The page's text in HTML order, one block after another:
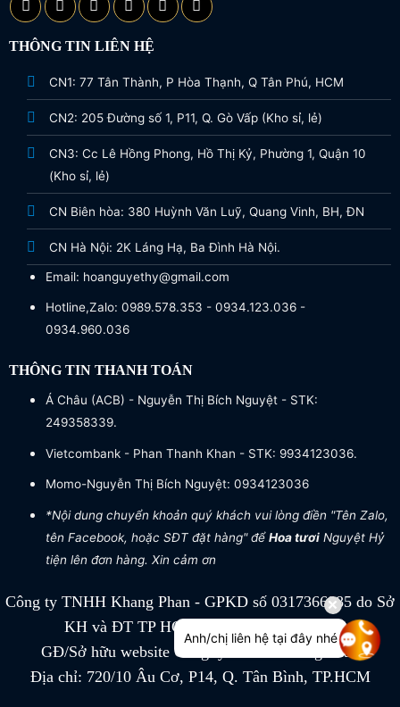
THÔNG TIN LIÊN HỆ
CN1: 77 Tân Thành, P Hòa Thạnh, Q Tân Phú, HCM
CN2: 205 Đường số 1, P11, Q. Gò Vấp (Kho sỉ, lẻ)
CN3: Cc Lê Hồng Phong, Hồ Thị Kỷ, Phường 1, Quận 10
(Kho sỉ, lẻ)
CN Biên hòa: 380 Huỳnh Văn Luỹ, Quang Vinh, BH, ĐN
CN Hà Nội: 2K Láng Hạ, Ba Đình Hà Nội.
Email: hoanguyethy@gmail.com
Hotline,Zalo: 0989.578.353 - 0934.123.036 -
0934.960.036
THÔNG TIN THANH TOÁN
Á Châu (ACB) - Nguyễn Thị Bích Nguyệt - STK:
249358339.
Vietcombank - Phan Thanh Khan - STK: 9934123036.
Momo-Nguyễn Thị Bích Nguyệt: 0934123036
*Nội dung chuyển khoản quý khách vui lòng điền "Tên Zalo,
tên Facebook, hoặc SĐT đặt hàng" đểHoa tươiNguyệt Hỷ
tiện lên đơn hàng. Xin cảm ơn
Công ty TNHH Khang Phan - GPKD số 0317366885 do Sở
KH và ĐT TP HCM cấp ngày 04/07/2022
GĐ/Sở hữu website Công ty TNHH Khang Phan
Địa chỉ: 720/10 Âu Cơ, P14, Q. Tân Bình, TP.HCM
Anh/chị liên hệ tại đây nhé